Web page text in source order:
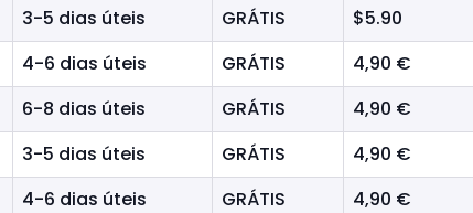
3-5 dias úteis GRÁTIS $5.90
4-6 dias úteis GRÁTIS 4,90 €
6-8 dias úteis GRÁTIS 4,90 €
3-5 dias úteis GRÁTIS 4,90 €
4-6 dias úteis GRÁTIS 4,90 €